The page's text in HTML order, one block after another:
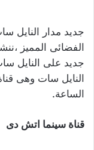
جديد مدار
جديد على النايل
النايل سات وهى
الساعة.
قناة سينما اتش دى